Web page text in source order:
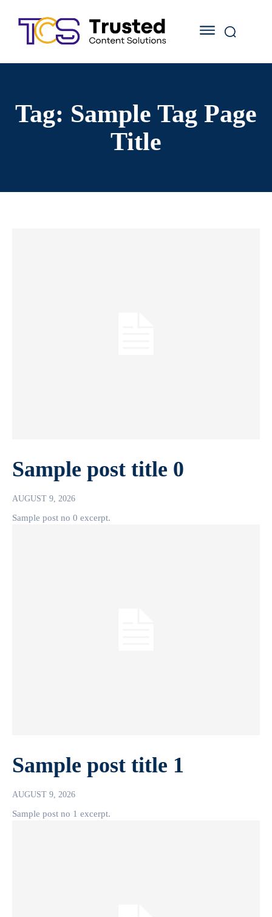
Tag: Sample Tag Page
Title
Sample post title 0
AUGUST 9, 2026
Sample post no 0 excerpt.
Sample post title 1
AUGUST 9, 2026
Sample post no 1 excerpt.